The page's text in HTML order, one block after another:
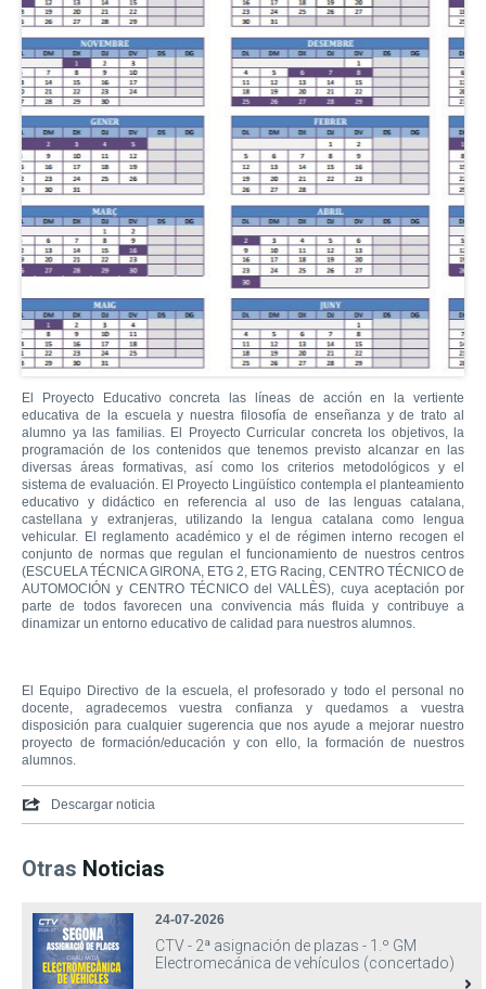
El Proyecto Educativo concreta las líneas de acción en la vertiente
educativa de la escuela y nuestra filosofía de enseñanza y de trato al
alumno ya las familias. El Proyecto Curricular concreta los objetivos, la
programación de los contenidos que tenemos previsto alcanzar en las
diversas áreas formativas, así como los criterios metodológicos y el
sistema de evaluación. El Proyecto Lingüístico contempla el planteamiento
educativo y didáctico en referencia al uso de las lenguas catalana,
castellana y extranjeras, utilizando la lengua catalana como lengua
vehicular. El reglamento académico y el de régimen interno recogen el
conjunto de normas que regulan el funcionamiento de nuestros centros
(ESCUELA TÉCNICA GIRONA, ETG 2, ETG Racing, CENTRO TÉCNICO de
AUTOMOCIÓN y CENTRO TÉCNICO del VALLÈS), cuya aceptación por
parte de todos favorecen una convivencia más fluida y contribuye a
dinamizar un entorno educativo de calidad para nuestros alumnos.
El Equipo Directivo de la escuela, el profesorado y todo el personal no
docente, agradecemos vuestra confianza y quedamos a vuestra
disposición para cualquier sugerencia que nos ayude a mejorar nuestro
proyecto de formación/educación y con ello, la formación de nuestros
alumnos.
Descargar noticia
Otras Noticias
24-07-2026
CTV - 2ª asignación de plazas - 1.º GM
Electromecánica de vehículos (concertado)